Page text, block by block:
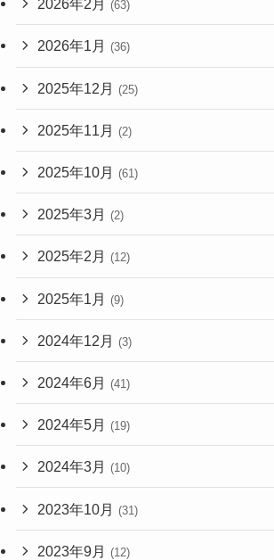
2026年2月 (63)
2026年1月 (36)
2025年12月 (25)
2025年11月 (2)
2025年10月 (61)
2025年3月 (2)
2025年2月 (12)
2025年1月 (9)
2024年12月 (3)
2024年6月 (41)
2024年5月 (19)
2024年3月 (10)
2023年10月 (31)
2023年9月 (12)